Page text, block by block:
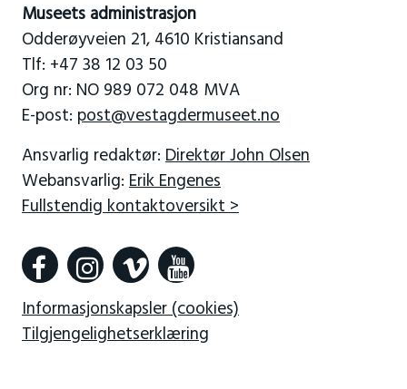
Museets administrasjon
Odderøyveien 21, 4610 Kristiansand
Tlf: +47 38 12 03 50
Org nr: NO 989 072 048 MVA
E-post: post@vestagdermuseet.no
Ansvarlig redaktør: Direktør John Olsen
Webansvarlig: Erik Engenes
Fullstendig kontaktoversikt >
Informasjonskapsler (cookies)
Tilgjengelighetserklæring